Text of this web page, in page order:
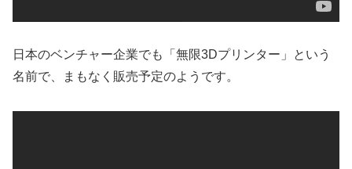
日本のベンチャー企業でも「無限3Dプリンター」という
名前で、まもなく販売予定のようです。